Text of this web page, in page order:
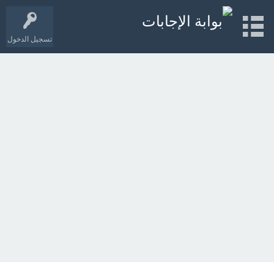
تسجيل الدخول